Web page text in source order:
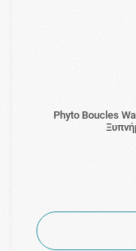
Phyto Boucles